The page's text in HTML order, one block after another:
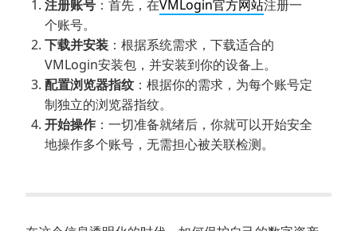
注册账号 ：首先，在VMLogin官方网站注册一
个账号。
下载并安装 ：根据系统需求，下载适合的
VMLogin安装包，并安装到你的设备上。
配置浏览器指纹 ：根据你的需求，为每个账号定
制独立的浏览器指纹。
开始操作 ：一切准备就绪后，你就可以开始安全
地操作多个账号，无需担心被关联检测。